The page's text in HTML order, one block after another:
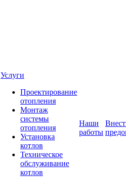
Услуги
Проектирование
отопления
Монтаж
системы
отопления
Установка
котлов
Техническое
обслуживание
котлов
Наши
работы